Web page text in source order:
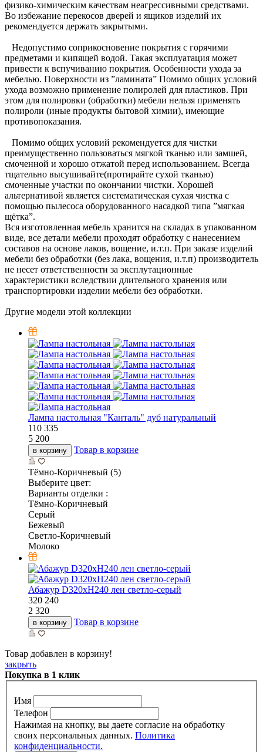
физико-химическим качествам неагрессивными средствами.
Во избежание перекосов дверей и ящиков изделий их
рекомендуется держать закрытыми.
Недопустимо соприкосновение покрытия с горячими
предметами и кипящей водой. Такая эксплуатация может
привести к вспучиванию покрытия. Особенности ухода за
мебелью. Поверхности из ”ламината” Помимо общих условий
ухода возможно применение полиролей для пластиков. При
этом для полировки (обработки) мебели нельзя применять
полироли (иные продукты бытовой химии), имеющие
противопоказания.
Помимо общих условий рекомендуется для чистки
преимущественно пользоваться мягкой тканью или замшей,
смоченной и хорошо отжатой перед использованием. Всегда
тщательно высушивайте(протирайте сухой тканью)
смоченные участки по окончании чистки. Хорошей
альтернативой является систематическая сухая чистка с
помощью пылесоса оборудованного насадкой типа ”мягкая
щётка”.
Вся изготовленная мебель хранится на складах в упакованном
виде, все детали мебели проходят обработку с нанесением
составов на основе лаков, вощение, и.т.п. При заказе изделий
мебели без обработки (без лака, вощения, и.т.п) производитель
не несет ответственности за эксплутационные
характеристики вследствии длительного хранения или
транспортировки изделии мебели без обработки.
Другие модели этой коллекции
Лампа настольная "Канталь" дуб натуральный
110 335
5 200
в корзину Товар в корзине
Тёмно-Коричневый (5)
Выберите цвет:
Варианты отделки :
Тёмно-Коричневый
Серый
Бежевый
Светло-Коричневый
Молоко
Абажур D320xH240 лен светло-серый
320 240
2 320
в корзину Товар в корзине
Товар добавлен в корзину!
закрыть
Покупка в 1 клик
Имя
Телефон
Нажимая на кнопку, вы даете согласие на обработку
своих персональных данных. Политика
конфиденциальности.